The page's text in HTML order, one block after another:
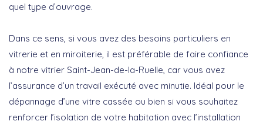
quel type d’ouvrage.
Dans ce sens, si vous avez des besoins particuliers en
vitrerie et en miroiterie, il est préférable de faire confiance
à notre vitrier Saint-Jean-de-la-Ruelle, car vous avez
l’assurance d’un travail exécuté avec minutie. Idéal pour le
dépannage d’une vitre cassée ou bien si vous souhaitez
renforcer l’isolation de votre habitation avec l’installation